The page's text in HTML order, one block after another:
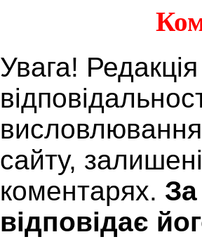
Увага!
висловлювання
сайту,
коментарях.
відповідає